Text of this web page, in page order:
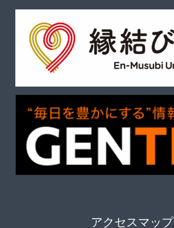
アクセスマップ